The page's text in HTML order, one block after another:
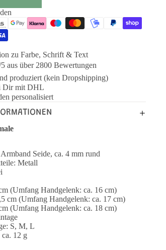
zu Farbe, Schrift & Text
5 aus über 2800 Bewertungen
produziert (kein Dropshipping)
Dir mit DHL
personalisiert
Seide, ca. 4 mm rund
Metall
(Umfang Handgelenk: ca. 16 cm)
cm (Umfang Handgelenk: ca. 17 cm)
(Umfang Handgelenk: ca. 18 cm)
S, M, L
12 g